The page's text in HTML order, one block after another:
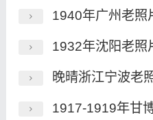
1940年广州老照片（上
1932年沈阳老照片
晚晴浙江宁波老照
1917-1919年甘博镜头